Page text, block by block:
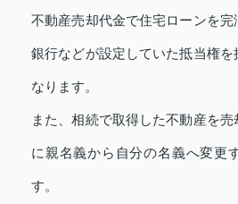
不動産売却代金で住宅ローンを
銀行などが設定していた抵当権を
なります。
また、相続で取得した不動産を
に親名義から自分の名義へ変更
す。